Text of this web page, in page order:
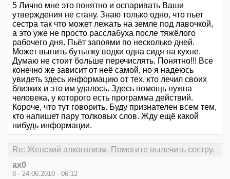
5 Лично мне это понятно и оспаривать Ваши
утверждения не стану. Знаю только одно, что пьет
сестра так что может лежать на земле под лавочкой,
а это уже не просто расслабуха после тяжёлого
рабочего дня. Пьёт запоями по несколько дней.
Может выпить бутылку водки одна сидя на кухне.
Думаю не стоит больше перечислять. Понятно!!! Все
конечно же зависит от неё самой, но я надеюсь
увидеть здесь информацию от тех, кто лечил своих
близких и это им удалось. Здесь помощь нужна
человека, у которого есть программа действий.
Короче, что тут говорить. Буду признателен всем тем,
кто напишет пару толковых слов. Жду ещё какой
нибудь информации.
Re: Женский алкоголизм. Помогите вылечить сестру.
ax0
8 - 24.06.2010 - 06:12